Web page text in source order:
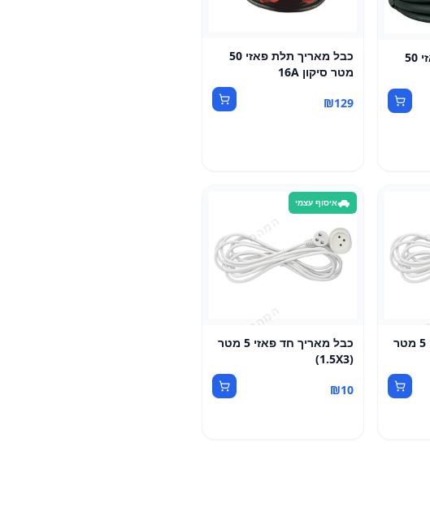
כבל מאריך תלת פאזי 50
כבל מאריך תלת פאזי 50
מטר סיקון 16A
₪129
כבל מאריך חד פאזי 5 מטר
איסוף עצמי
כבל מאריך חד פאזי 5 מטר
(1.5X3)
₪10